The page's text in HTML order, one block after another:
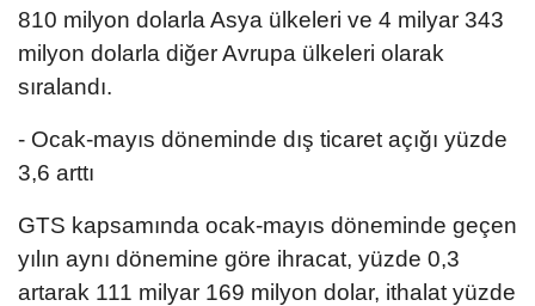
810 milyon dolarla Asya ülkeleri ve 4 milyar 343
milyon dolarla diğer Avrupa ülkeleri olarak
sıralandı.
- Ocak-mayıs döneminde dış ticaret açığı yüzde
3,6 arttı
GTS kapsamında ocak-mayıs döneminde geçen
yılın aynı dönemine göre ihracat, yüzde 0,3
artarak 111 milyar 169 milyon dolar, ithalat yüzde